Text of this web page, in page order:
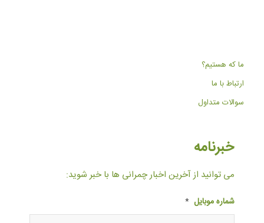
ما که هستیم؟
ارتباط با ما
سوالات متداول
خبرنامه
می توانید از آخرین اخبار چمرانی ها با خبر شوید:
شماره موبایل *